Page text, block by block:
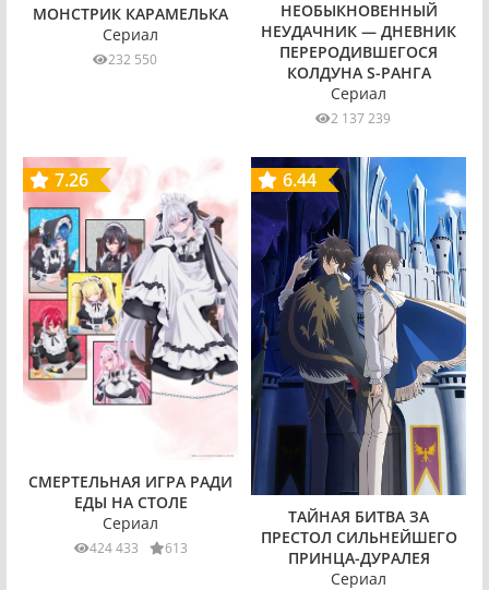
МОНСТРИК КАРАМЕЛЬКА
Сериал
232 550
НЕОБЫКНОВЕННЫЙ
НЕУДАЧНИК — ДНЕВНИК
ПЕРЕРОДИВШЕГОСЯ
КОЛДУНА S-РАНГА
Сериал
2 137 239
7.26
СМЕРТЕЛЬНАЯ ИГРА РАДИ
ЕДЫ НА СТОЛЕ
Сериал
424 433 613
6.44
ТАЙНАЯ БИТВА ЗА
ПРЕСТОЛ СИЛЬНЕЙШЕГО
ПРИНЦА-ДУРАЛЕЯ
Сериал